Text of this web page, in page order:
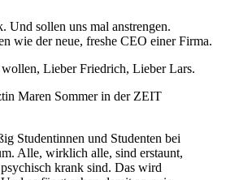
Und sollen uns mal anstrengen.
wie der neue, freshe CEO einer Firma.
Lieber Friedrich, Lieber Lars.
Maren Sommer in der ZEIT
Studentinnen und Studenten bei
Alle, wirklich alle, sind erstaunt,
krank sind. Das wird